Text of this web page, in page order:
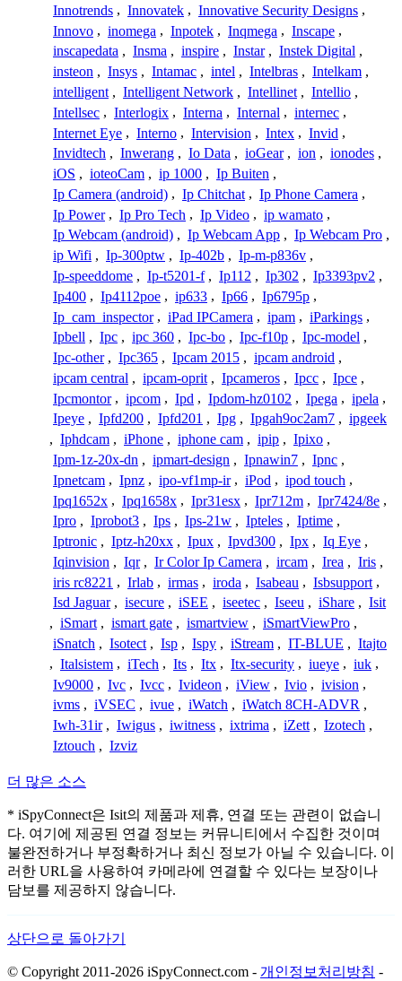
Innotrends , Innovatek , Innovative Security Designs ,
Innovo , inomega , Inpotek , Inqmega , Inscape ,
inscapedata , Insma , inspire , Instar , Instek Digital ,
insteon , Insys , Intamac , intel , Intelbras , Intelkam ,
intelligent , Intelligent Network , Intellinet , Intellio ,
Intellsec , Interlogix , Interna , Internal , internec ,
Internet Eye , Interno , Intervision , Intex , Invid ,
Invidtech , Inwerang , Io Data , ioGear , ion , ionodes ,
iOS , ioteoCam , ip 1000 , Ip Buiten ,
Ip Camera (android) , Ip Chitchat , Ip Phone Camera ,
Ip Power , Ip Pro Tech , Ip Video , ip wamato ,
Ip Webcam (android) , Ip Webcam App , Ip Webcam Pro ,
ip Wifi , Ip-300ptw , Ip-402b , Ip-m-p836v ,
Ip-speeddome , Ip-t5201-f , Ip112 , Ip302 , Ip3393pv2 ,
Ip400 , Ip4112poe , ip633 , Ip66 , Ip6795p ,
Ip_cam_inspector , iPad IPCamera , ipam , iParkings ,
Ipbell , Ipc , ipc 360 , Ipc-bo , Ipc-f10p , Ipc-model ,
Ipc-other , Ipc365 , Ipcam 2015 , ipcam android ,
ipcam central , ipcam-oprit , Ipcameros , Ipcc , Ipce ,
Ipcmontor , ipcom , Ipd , Ipdom-hz0102 , Ipega , ipela ,
Ipeye , Ipfd200 , Ipfd201 , Ipg , Ipgah9oc2am7 , ipgeek
, Iphdcam , iPhone , iphone cam , ipip , Ipixo ,
Ipm-1z-20x-dn , ipmart-design , Ipnawin7 , Ipnc ,
Ipnetcam , Ipnz , ipo-vf1mp-ir , iPod , ipod touch ,
Ipq1652x , Ipq1658x , Ipr31esx , Ipr712m , Ipr7424/8e ,
Ipro , Iprobot3 , Ips , Ips-21w , Ipteles , Iptime ,
Iptronic , Iptz-h20xx , Ipux , Ipvd300 , Ipx , Iq Eye ,
Iqinvision , Iqr , Ir Color Ip Camera , ircam , Irea , Iris ,
iris rc8221 , Irlab , irmas , iroda , Isabeau , Isbsupport ,
Isd Jaguar , isecure , iSEE , iseetec , Iseeu , iShare , Isit
, iSmart , ismart gate , ismartview , iSmartViewPro ,
iSnatch , Isotect , Isp , Ispy , iStream , IT-BLUE , Itajto
, Italsistem , iTech , Its , Itx , Itx-security , iueye , iuk ,
Iv9000 , Ivc , Ivcc , Ivideon , iView , Ivio , ivision ,
ivms , iVSEC , ivue , iWatch , iWatch 8CH-ADVR ,
Iwh-31ir , Iwigus , iwitness , ixtrima , iZett , Izotech ,
Iztouch , Izviz
더 많은 소스
* iSpyConnect은 Isit의 제품과 제휴, 연결 또는 관련이 없습니
다. 여기에 제공된 연결 정보는 커뮤니티에서 수집한 것이며
불완전하거나 부정확하거나 최신 정보가 아닐 수 있습니다. 이
러한 URL을 사용하여 카메라에 연결할 수 있다는 보장이나
담보를 제공하지 않습니다.
상단으로 돌아가기
© Copyright 2011-2026 iSpyConnect.com - 개인정보처리방침 -